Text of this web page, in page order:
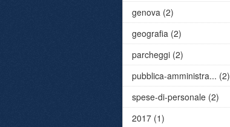
genova (2)
geografia (2)
parcheggi (2)
pubblica-amministra... (2)
spese-di-personale (2)
2017 (1)